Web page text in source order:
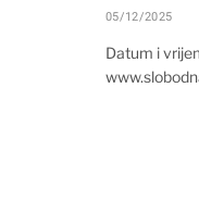
05/12/2025
Datum i